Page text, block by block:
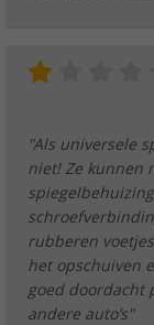
"Als universele
niet! Ze kunnen
rubberen
het opschuiven
goed doordacht
andere auto’s"